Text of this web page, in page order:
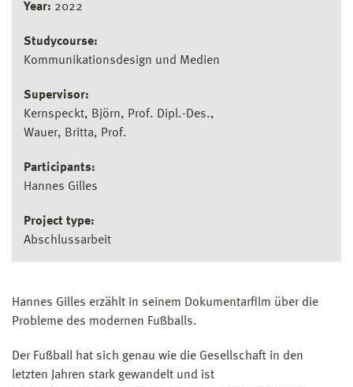
Year: 2022
Studycourse:
Kommunikationsdesign und Medien
Supervisor:
Kernspeckt, Björn, Prof. Dipl.-Des.
Wauer, Britta, Prof.
Participants:
Hannes Gilles
Project type:
Abschlussarbeit
Hannes Gilles erzählt in seinem Dokumentarfilm über die
Probleme des modernen Fußballs.
Der Fußball hat sich genau wie die Gesellschaft in den
letzten Jahren stark gewandelt und ist